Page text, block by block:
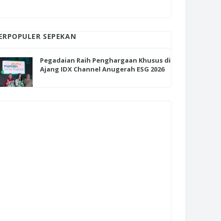
SEPEKAN
Pegadaian Raih Penghargaan Khusus di
Ajang IDX Channel Anugerah ESG 2026